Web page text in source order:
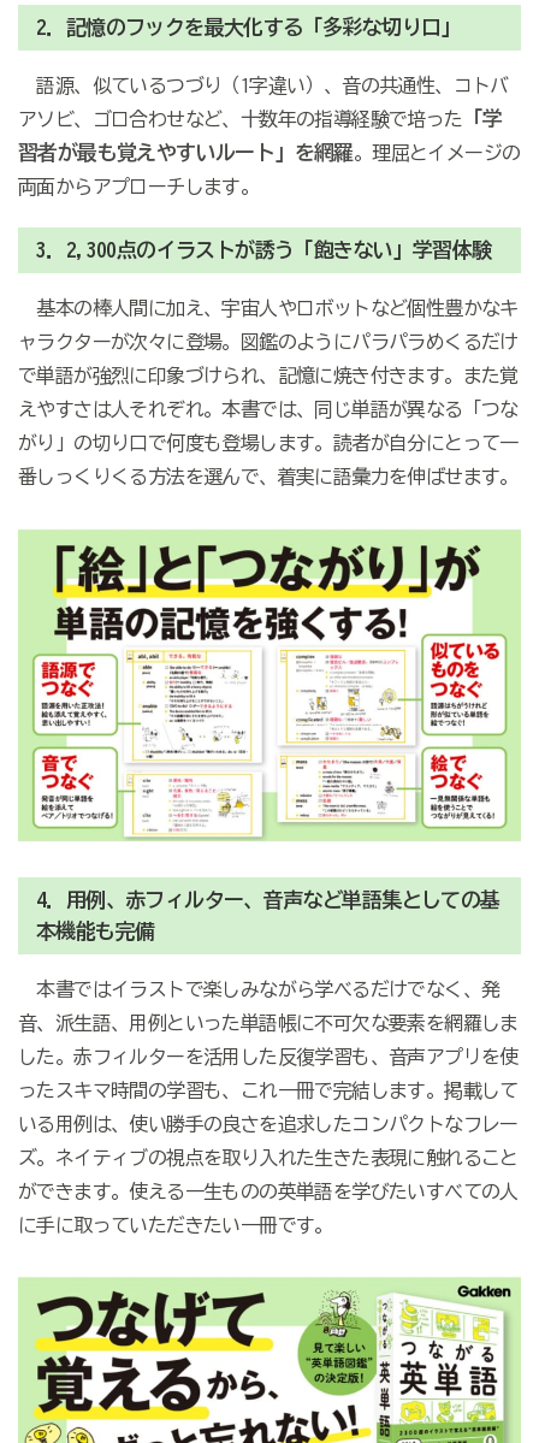
2．記憶のフックを最大化する「多彩な切り口」
語源、似ているつづり（1字違い）、音の共通性、コトバ
アソビ、ゴロ合わせなど、十数年の指導経験で培った
「学
習者が最も覚えやすいルート」を網羅。理屈とイメージの
両面からアプローチします。
3．2,300点のイラストが誘う「飽きない」学習体験
基本の棒人間に加え、宇宙人やロボットなど個性豊かなキ
ャラクターが次々に登場。図鑑のようにパラパラめくるだけ
で単語が強烈に印象づけられ、記憶に焼き付きます。また覚
えやすさは人それぞれ。本書では、同じ単語が異なる「つな
がり」の切り口で何度も登場します。読者が自分にとって一
番しっくりくる方法を選んで、着実に語彙力を伸ばせます。
4．用例、赤フィルター、音声など単語集としての基
本機能も完備
本書ではイラストで楽しみながら学べるだけでなく、発
音、派生語、用例といった単語帳に不可欠な要素を網羅しま
した。赤フィルターを活用した反復学習も、音声アプリを使
ったスキマ時間の学習も、これ一冊で完結します。掲載して
いる用例は、使い勝手の良さを追求したコンパクトなフレー
ズ。ネイティブの視点を取り入れた生きた表現に触れること
ができます。使える一生ものの英単語を学びたいすべての人
に手に取っていただきたい一冊です。